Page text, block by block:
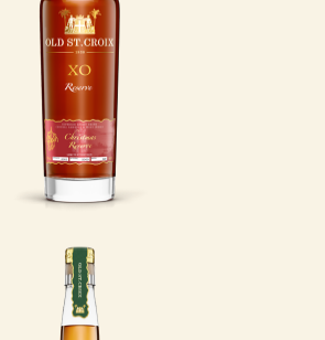
med salmer,
juleevangelium og
dans om træet, selvom
grantræet måtte sejles
over Atlanten.
LÆS MERE
Port Cask
Er du til dybe,
komplekse